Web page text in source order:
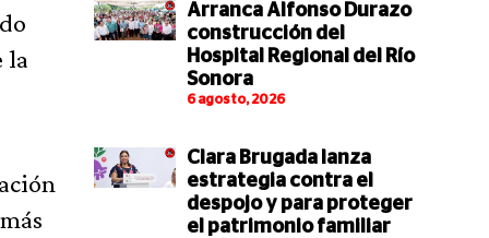
la
Arranca Alfonso Durazo
construcción del
Hospital Regional del Río
Sonora
6 agosto, 2026
Clara Brugada lanza
estrategia contra el
despojo y para proteger
el patrimonio familiar